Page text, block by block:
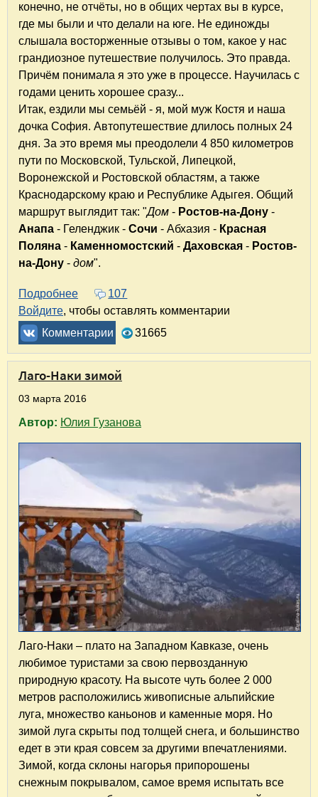
конечно, не отчёты, но в общих чертах вы в курсе,
где мы были и что делали на юге. Не единожды
слышала восторженные отзывы о том, какое у нас
грандиозное путешествие получилось. Это правда.
Причём понимала я это уже в процессе. Научилась с
годами ценить хорошее сразу...
Итак, ездили мы семьёй - я, мой муж Костя и наша
дочка София. Автопутешествие длилось полных 24
дня. За это время мы преодолели 4 850 километров
пути по Московской, Тульской, Липецкой,
Воронежской и Ростовской областям, а также
Краснодарскому краю и Республике Адыгея. Общий
маршрут выглядит так: "Дом - Ростов-на-Дону -
Анапа - Геленджик - Сочи - Абхазия - Красная
Поляна - Каменномостский - Даховская - Ростов-
на-Дону - дом".
Подробнее о Анапа - Сочи - Адыгея. Путешествие на
107
Войдите, чтобы оставлять комментарии
Комментарии
31665
Лаго-Наки зимой
03 марта 2016
Автор: Юлия Гузанова
Лаго-Наки – плато на Западном Кавказе, очень
любимое туристами за свою первозданную
природную красоту. На высоте чуть более 2 000
метров расположились живописные альпийские
луга, множество каньонов и каменные моря. Но
зимой луга скрыты под толщей снега, и большинство
едет в эти края совсем за другими впечатлениями.
Зимой, когда склоны нагорья припорошены
снежным покрывалом, самое время испытать все